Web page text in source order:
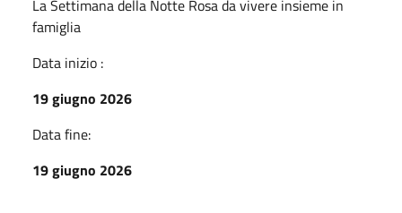
La Settimana della Notte Rosa da vivere insieme in
famiglia
Data inizio :
19 giugno 2026
Data fine:
19 giugno 2026